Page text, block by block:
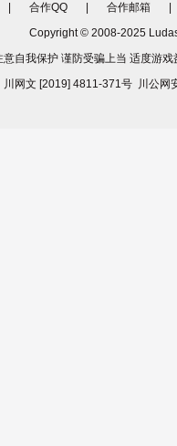
合作QQ 合作邮箱
Copyright © 2008-2025
自我保护 谨防受骗上当 适度游
川网文 [2019] 4811-371号 川公网